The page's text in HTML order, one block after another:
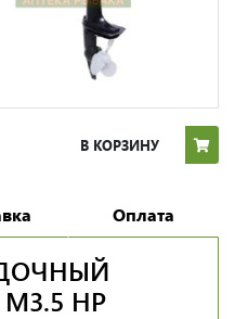
В КОРЗИНУ
Оплата
HP